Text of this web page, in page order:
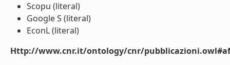
Scopu (literal)
Google S (literal)
EconL (literal)
Http://www.cnr.it/ontology/cnr/